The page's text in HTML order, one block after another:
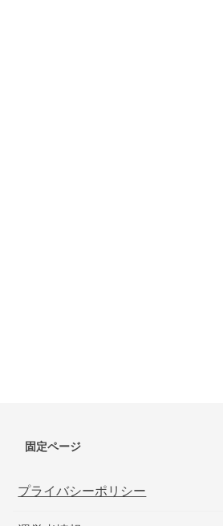
固定ページ
プライバシーポリシー